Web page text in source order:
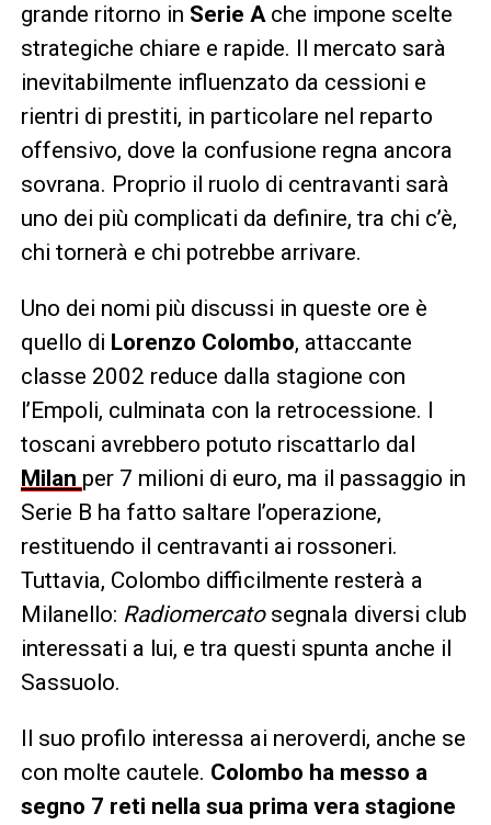
grande ritorno in Serie Ache impone scelte
strategiche chiare e rapide. Il mercato sarà
inevitabilmente influenzato da cessioni e
rientri di prestiti, in particolare nel reparto
offensivo, dove la confusione regna ancora
sovrana. Proprio il ruolo di centravanti sarà
uno dei più complicati da definire, tra chi c’è,
chi tornerà e chi potrebbe arrivare.
Uno dei nomi più discussi in queste ore è
quello di Lorenzo Colombo, attaccante
classe 2002 reduce dalla stagione con
l’Empoli, culminata con la retrocessione. I
toscani avrebbero potuto riscattarlo dal
Milan per 7 milioni di euro, ma il passaggio in
Serie B ha fatto saltare l’operazione,
restituendo il centravanti ai rossoneri.
Tuttavia, Colombo difficilmente resterà a
Milanello: Radiomercatosegnala diversi club
interessati a lui, e tra questi spunta anche il
Sassuolo.
Il suo profilo interessa ai neroverdi, anche se
con molte cautele. Colombo ha messo a
segno 7 reti nella sua prima vera stagione